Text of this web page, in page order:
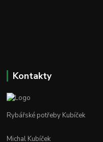
Kontakty
Rybářské potřeby Kubíček
Michal Kubíček